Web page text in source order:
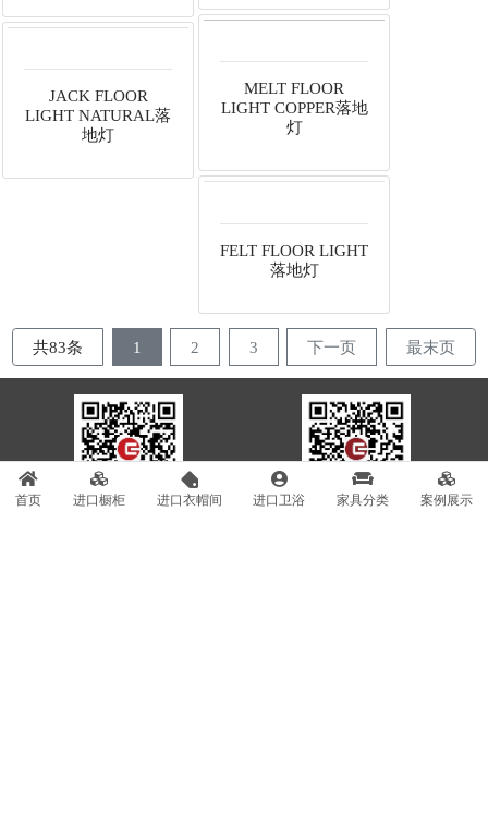
MELT FLOOR
LIGHT COPPER落地
灯
JACK FLOOR
LIGHT NATURAL落
地灯
FELT FLOOR LIGHT
落地灯
共83条 1 2 3 下一页 最末页
首页 进口橱柜 进口衣帽间 进口卫浴 家具分类 案例展示